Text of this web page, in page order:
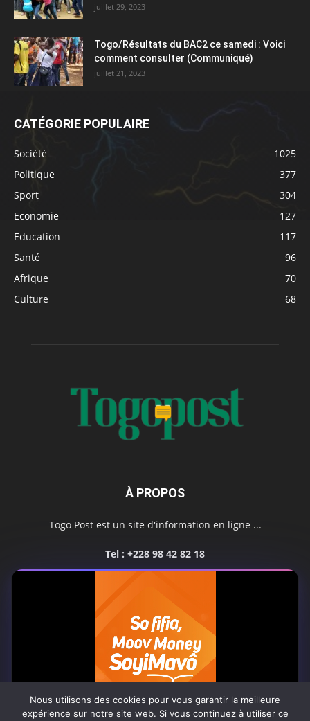
juillet 29, 2023
Togo/Résultats du BAC2 ce samedi : Voici
comment consulter (Communiqué)
juillet 21, 2023
CATÉGORIE POPULAIRE
Société
1025
Politique
377
Sport
304
Economie
127
Education
117
Santé
96
Afrique
70
Culture
68
À PROPOS
Togo Post est un site d'information en ligne ...
Tel : +228 98 42 82 18
SUIVEZ NOUS
Nous utilisons des cookies pour vous garantir la meilleure
expérience sur notre site web. Si vous continuez à utiliser ce